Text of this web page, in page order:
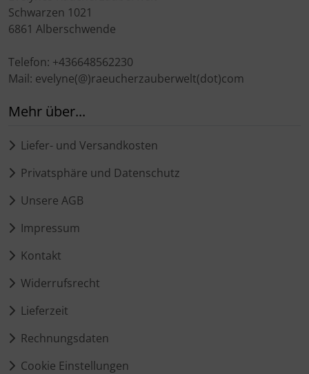
Schwarzen 1021
6861 Alberschwende
Telefon: +436648562230
Mail: evelyne(@)raeucherzauberwelt(dot)com
Mehr über...
Liefer- und Versandkosten
Privatsphäre und Datenschutz
Unsere AGB
Impressum
Kontakt
Widerrufsrecht
Lieferzeit
Rechnungsdaten
Cookie Einstellungen